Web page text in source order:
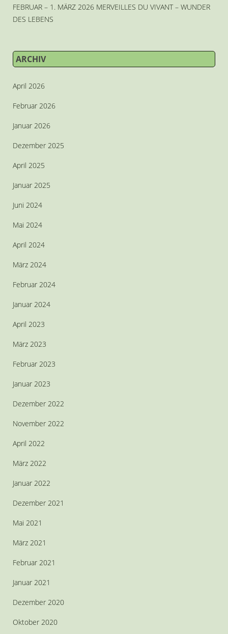
FEBRUAR – 1. MÄRZ 2026 MERVEILLES DU VIVANT – WUNDER
DES LEBENS
ARCHIV
April 2026
Februar 2026
Januar 2026
Dezember 2025
April 2025
Januar 2025
Juni 2024
Mai 2024
April 2024
März 2024
Februar 2024
Januar 2024
April 2023
März 2023
Februar 2023
Januar 2023
Dezember 2022
November 2022
April 2022
März 2022
Januar 2022
Dezember 2021
Mai 2021
März 2021
Februar 2021
Januar 2021
Dezember 2020
Oktober 2020